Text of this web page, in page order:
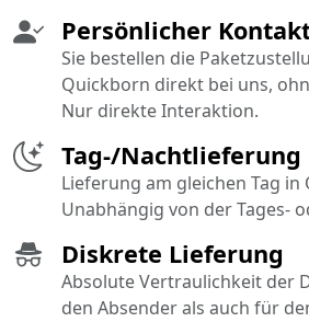
Diskrete Lieferung
Absolute Vertraulichkeit der
den Absender als auch für
Tag-/Nachtlieferung
Lieferung am gleichen Tag in
Unabhängig von der Tages-
Persönlicher
Sie bestellen die
Quickborn direkt bei uns,
Nur direkte Interaktion.